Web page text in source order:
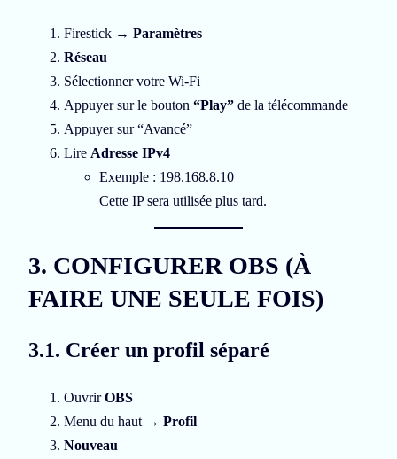
Firestick → Paramètres
Réseau
Sélectionner votre Wi-Fi
Appuyer sur le bouton “Play” de la télécommande
Appuyer sur “Avancé”
Lire Adresse IPv4
Exemple : 198.168.8.10
Cette IP sera utilisée plus tard.
3. CONFIGURER OBS (À
FAIRE UNE SEULE FOIS)
3.1. Créer un profil séparé
OuvrirOBS
Menu du haut → Profil
Nouveau